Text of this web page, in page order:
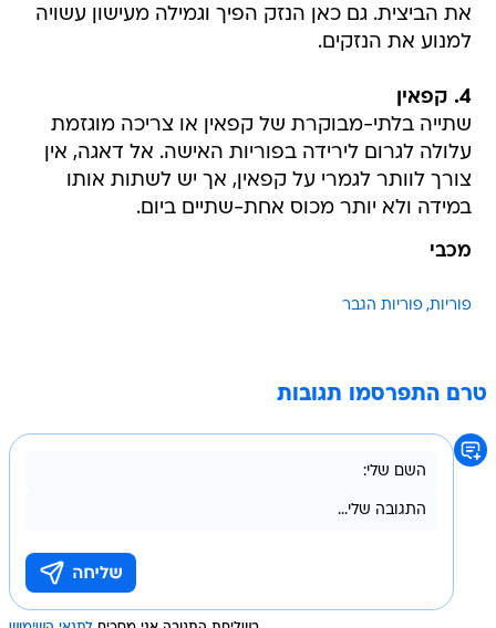
את הביצית. גם כאן הנזק הפיך וגמילה מעישון עשויה
למנוע את הנזקים.
4. קפאין
שתייה בלתי-מבוקרת של קפאין או צריכה מוגזמת
עלולה לגרום לירידה בפוריות האישה. אל דאגה, אין
צורך לוותר לגמרי על קפאין, אך יש לשתות אותו
במידה ולא יותר מכוס אחת-שתיים ביום.
מכבי
פוריות פוריות הגבר
טרם התפרסמו תגובות